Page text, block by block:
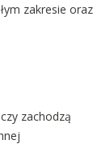
zakresie oraz
zachodzą